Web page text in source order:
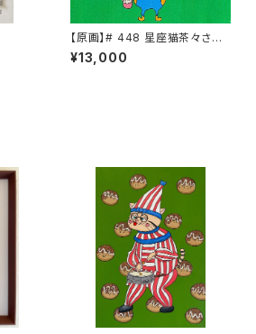
【原画】# 448 星座猫茶々さん
牡羊座
¥13,000